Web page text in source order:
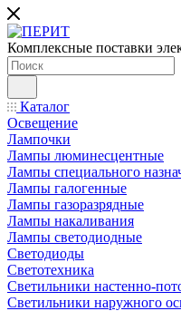
Комплексные поставки
Каталог
Освещение
Лампочки
Лампы люминесцентные
Лампы специального
Лампы галогенные
Лампы газоразрядные
Лампы накаливания
Лампы светодиодные
Светодиоды
Светотехника
Светильники настенно-
Светильники наружного